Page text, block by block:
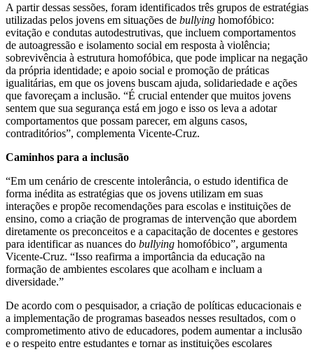
A partir dessas sessões, foram identificados três grupos de estratégias
utilizadas pelos jovens em situações de bullying homofóbico:
evitação e condutas autodestrutivas, que incluem comportamentos
de autoagressão e isolamento social em resposta à violência;
sobrevivência à estrutura homofóbica, que pode implicar na negação
da própria identidade; e apoio social e promoção de práticas
igualitárias, em que os jovens buscam ajuda, solidariedade e ações
que favoreçam a inclusão. “É crucial entender que muitos jovens
sentem que sua segurança está em jogo e isso os leva a adotar
comportamentos que possam parecer, em alguns casos,
contraditórios”, complementa Vicente-Cruz.
Caminhos para a inclusão
“Em um cenário de crescente intolerância, o estudo identifica de
forma inédita as estratégias que os jovens utilizam em suas
interações e propõe recomendações para escolas e instituições de
ensino, como a criação de programas de intervenção que abordem
diretamente os preconceitos e a capacitação de docentes e gestores
para identificar as nuances do bullying homofóbico”, argumenta
Vicente-Cruz. “Isso reafirma a importância da educação na
formação de ambientes escolares que acolham e incluam a
diversidade.”
De acordo com o pesquisador, a criação de políticas educacionais e
a implementação de programas baseados nesses resultados, com o
comprometimento ativo de educadores, podem aumentar a inclusão
e o respeito entre estudantes e tornar as instituições escolares